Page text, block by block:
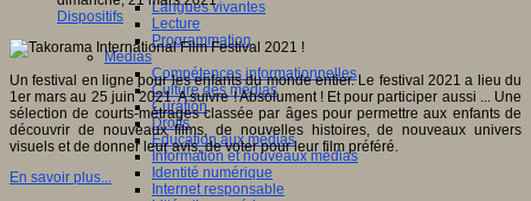
Langues vivantes
Lecture
Programmation
Médias
Compétences informationnelles
Culture des médias
Curation
Droits
Education aux médias
Information et nouveaux médias
Identité numérique
Internet responsable
Dispositifs
Un festival en ligne pour les enfants du monde entier. Le festival 2021 a lieu du
1er mars au 25 juin 2021. A suivre ! Absolument ! Et pour participer aussi ... Une
sélection de courts-métrages classée par âges pour permettre aux enfants de
découvrir de nouveaux films, de nouvelles histoires, de nouveaux univers
visuels et de donner leur avis, de voter pour leur film préféré.
En savoir plus...